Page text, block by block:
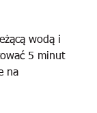
wodą i
5 minut
na